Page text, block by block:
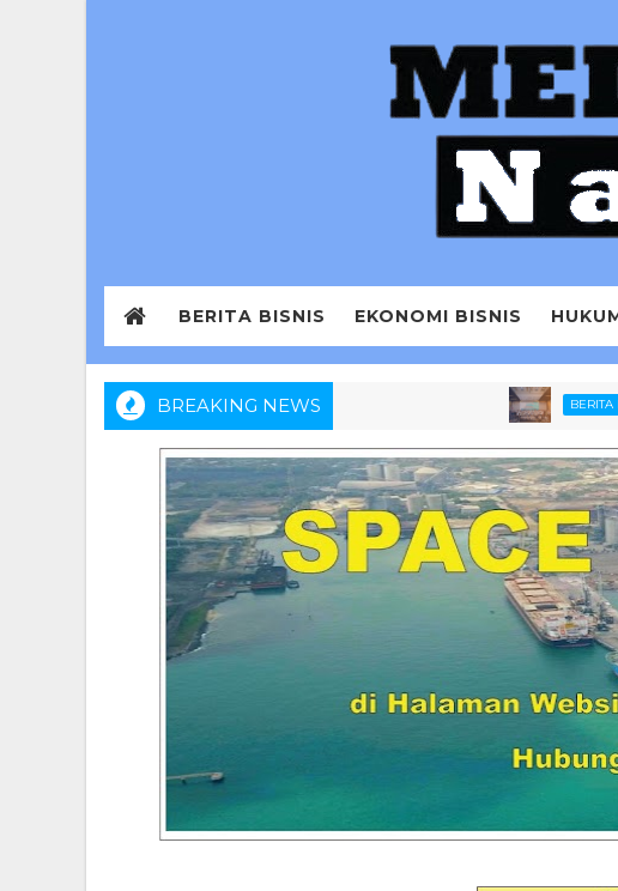
BERITA BISNIS EKONOMI BISNIS
BREAKING NEWS BERITA BISNIS
KM Mutiara Sentosa II